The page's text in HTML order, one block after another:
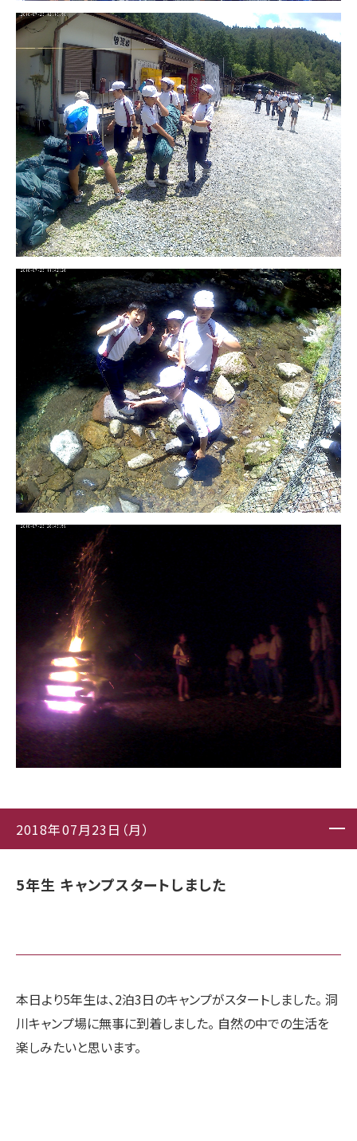
2018年07月23日（月）
5年生 キャンプスタートしました
本日より5年生は、2泊3日のキャンプがスタートしました。 洞
川キャンプ場に無事に到着しました。 自然の中での生活を
楽しみたいと思います。